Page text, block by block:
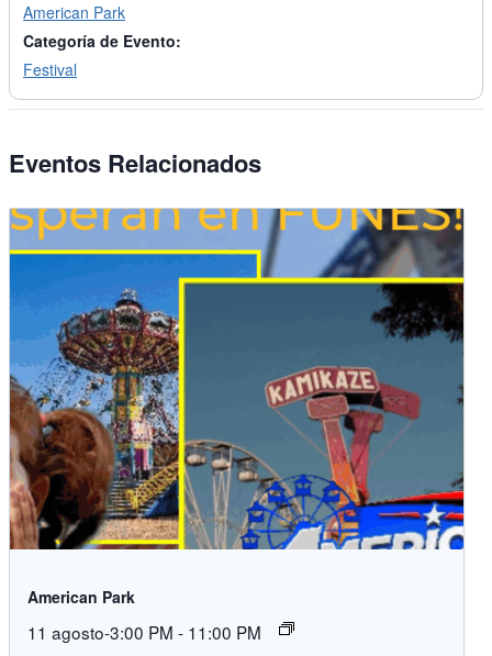
American Park
Categoría de Evento:
Festival
Eventos Relacionados
American Park
11 agosto-3:00 PM - 11:00 PM